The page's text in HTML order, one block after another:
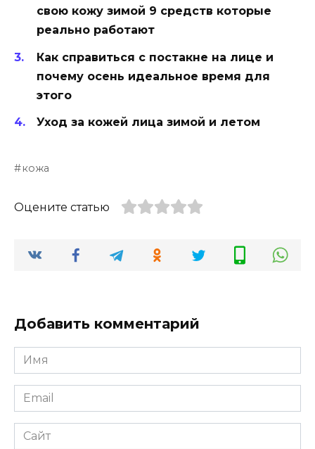
свою кожу зимой 9 средств которые
реально работают
Как справиться с постакне на лице и
почему осень идеальное время для
этого
Уход за кожей лица зимой и летом
кожа
Оцените статью
Добавить комментарий
Имя
*
Email
*
Сайт